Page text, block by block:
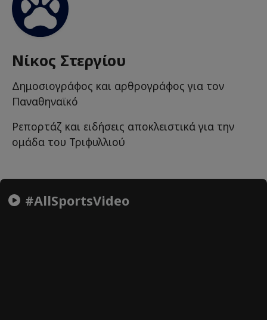
Νίκος Στεργίου
Δημοσιογράφος και αρθρογράφος για τον
Παναθηναϊκό
Ρεπορτάζ και ειδήσεις αποκλειστικά για την
ομάδα του Τριφυλλιού
#AllSportsVideo